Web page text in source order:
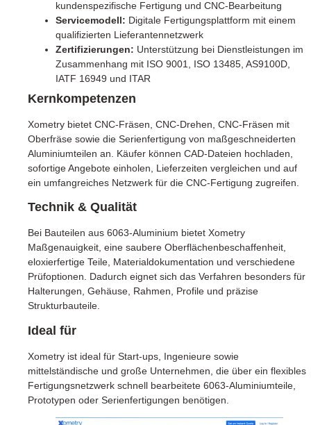
kundenspezifische Fertigung und CNC-Bearbeitung
Servicemodell: Digitale Fertigungsplattform mit einem
qualifizierten Lieferantennetzwerk
Zertifizierungen: Unterstützung bei Dienstleistungen im
Zusammenhang mit ISO 9001, ISO 13485, AS9100D,
IATF 16949 und ITAR
Kernkompetenzen
Xometry bietet CNC-Fräsen, CNC-Drehen, CNC-Fräsen mit
Oberfräse sowie die Serienfertigung von maßgeschneiderten
Aluminiumteilen an. Käufer können CAD-Dateien hochladen,
sofortige Angebote einholen, Lieferzeiten vergleichen und auf
ein umfangreiches Netzwerk für die CNC-Fertigung zugreifen.
Technik & Qualität
Bei Bauteilen aus 6063-Aluminium bietet Xometry
Maßgenauigkeit, eine saubere Oberflächenbeschaffenheit,
eloxierfertige Teile, Materialdokumentation und verschiedene
Prüfoptionen. Dadurch eignet sich das Verfahren besonders für
Halterungen, Gehäuse, Rahmen, Profile und präzise
Strukturbauteile.
Ideal für
Xometry ist ideal für Start-ups, Ingenieure sowie
mittelständische und große Unternehmen, die über ein flexibles
Fertigungsnetzwerk schnell bearbeitete 6063-Aluminiumteile,
Prototypen oder Serienfertigungen benötigen.